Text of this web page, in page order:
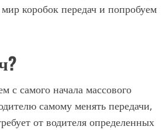
коробок передач и попробуем
с самого начала массового
самому менять передачи,
от водителя определенных